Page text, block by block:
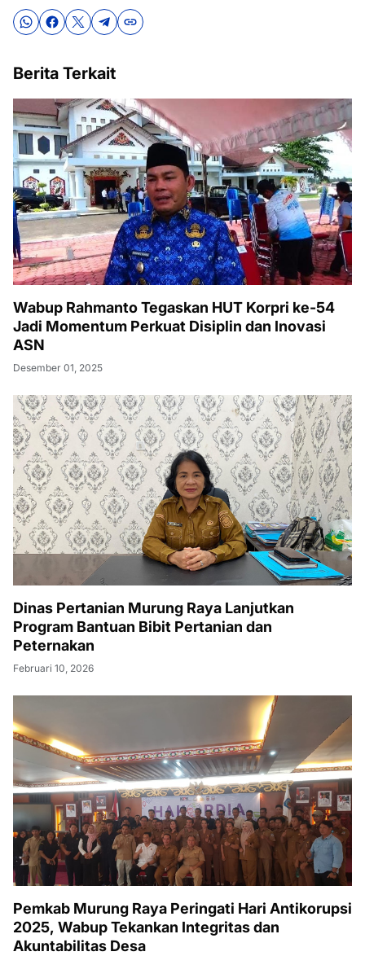
Berita Terkait
Wabup Rahmanto Tegaskan HUT Korpri ke-54
Jadi Momentum Perkuat Disiplin dan Inovasi
ASN
Desember 01, 2025
Dinas Pertanian Murung Raya Lanjutkan
Program Bantuan Bibit Pertanian dan
Peternakan
Februari 10, 2026
Pemkab Murung Raya Peringati Hari Antikorupsi
2025, Wabup Tekankan Integritas dan
Akuntabilitas Desa